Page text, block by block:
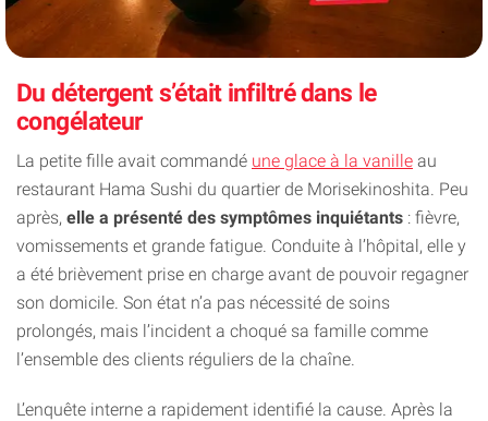
Du détergent s’était infiltré dans le
congélateur
La petite fille avait commandé une glace à la vanille au
restaurant Hama Sushi du quartier de Morisekinoshita. Peu
après, elle a présenté des symptômes inquiétants : fièvre,
vomissements et grande fatigue. Conduite à l’hôpital, elle y
a été brièvement prise en charge avant de pouvoir regagner
son domicile. Son état n’a pas nécessité de soins
prolongés, mais l’incident a choqué sa famille comme
l’ensemble des clients réguliers de la chaîne.
L’enquête interne a rapidement identifié la cause. Après la